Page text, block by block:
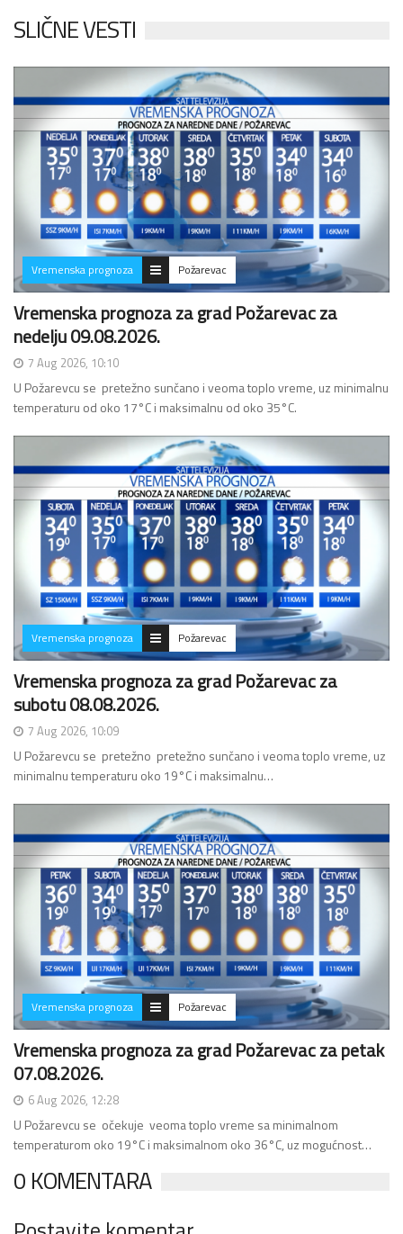
SLIČNE VESTI
Vremenska prognoza Požarevac
Vremenska prognoza za grad Požarevac za
nedelju 09.08.2026.
7 Aug 2026, 10:10
U Požarevcu se pretežno sunčano i veoma toplo vreme, uz minimalnu
temperaturu od oko 17°C i maksimalnu od oko 35°C.
Vremenska prognoza Požarevac
Vremenska prognoza za grad Požarevac za
subotu 08.08.2026.
7 Aug 2026, 10:09
U Požarevcu se pretežno pretežno sunčano i veoma toplo vreme, uz
minimalnu temperaturu oko 19°C i maksimalnu…
Vremenska prognoza Požarevac
Vremenska prognoza za grad Požarevac za petak
07.08.2026.
6 Aug 2026, 12:28
U Požarevcu se očekuje veoma toplo vreme sa minimalnom
temperaturom oko 19°C i maksimalnom oko 36°C, uz mogućnost…
0 KOMENTARA